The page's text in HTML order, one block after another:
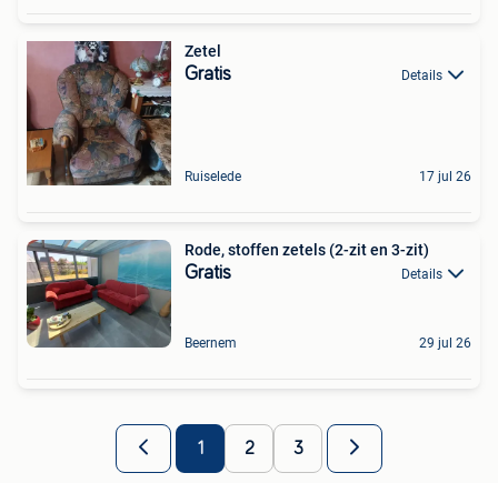
Zetel
Gratis Details
Ruiselede 17 jul 26
Rode, stoffen zetels (2-zit en 3-zit)
Gratis Details
Beernem 29 jul 26
1 2 3